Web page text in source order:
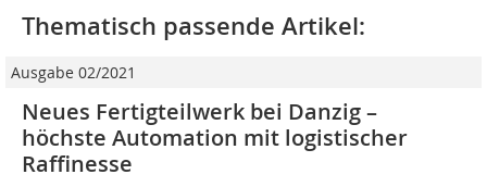
Thematisch passende Artikel:
Ausgabe 02/2021
Neues Fertigteilwerk bei Danzig –
höchste Automation mit logistischer
Raffinesse